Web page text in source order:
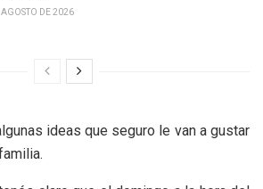
AGOSTO DE 2026
ideas que seguro le van a gustar